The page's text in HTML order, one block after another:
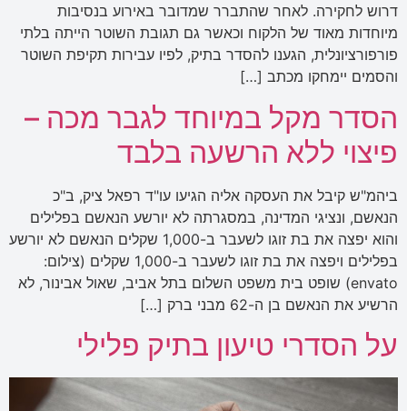
דרוש לחקירה. לאחר שהתברר שמדובר באירוע בנסיבות
מיוחדות מאוד של הלקוח וכאשר גם תגובת השוטר הייתה בלתי
פורפורציונלית, הגענו להסדר בתיק, לפיו עבירות תקיפת השוטר
והסמים יימחקו מכתב […]
הסדר מקל במיוחד לגבר מכה –
פיצוי ללא הרשעה בלבד
ביהמ"ש קיבל את העסקה אליה הגיעו עו"ד רפאל ציק, ב"כ
הנאשם, ונציגי המדינה, במסגרתה לא יורשע הנאשם בפלילים
והוא יפצה את בת זוגו לשעבר ב-1,000 שקלים הנאשם לא יורשע
בפלילים ויפצה את בת זוגו לשעבר ב-1,000 שקלים (צילום:
envato) שופט בית משפט השלום בתל אביב, שאול אבינור, לא
הרשיע את הנאשם בן ה-62 מבני ברק […]
על הסדרי טיעון בתיק פלילי